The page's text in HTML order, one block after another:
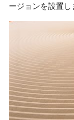
ージョンを設置し